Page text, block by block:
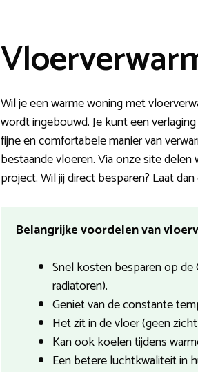
Wil je een warme woning met
wordt ingebouwd. Je kunt een
fijne en comfortabele manier van
bestaande vloeren. Via onze site
project. Wil jij direct besparen? Laat
Belangrijke voordelen van
Snel kosten besparen op
radiatoren).
Geniet van de constante
Het zit in de vloer (geen
Kan ook koelen tijdens
Een betere luchtkwaliteit in